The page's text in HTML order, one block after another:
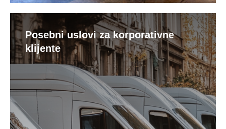
Posebni uslovi za korporativne
klijente